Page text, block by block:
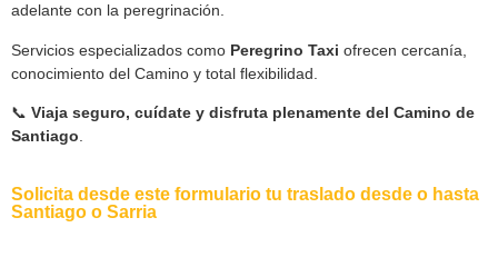
adelante con la peregrinación.
Servicios especializados como Peregrino Taxi ofrecen cercanía,
conocimiento del Camino y total flexibilidad.
📞 Viaja seguro, cuídate y disfruta plenamente del Camino de
Santiago
Solicita desde este formulario tu traslado desde o hasta
Santiago o Sarria